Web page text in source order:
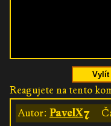
Vylít
Reagujete na tento
Autor: PavelX7